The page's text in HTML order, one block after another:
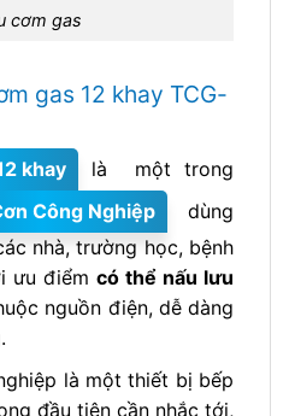
cơm gas
gas 12 khay TCG-
khay
là một trong
Công Nghiệp
dùng
nhà, trường học, bệnh
ưu điểmcó thể nấu lưu
nguồn điện, dễ dàng
là một thiết bị bếp
đầu tiên cần nhắc tới,